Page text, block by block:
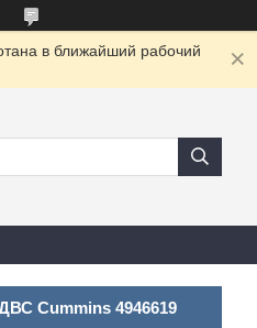
в ближайший рабочий
Cummins 4946619